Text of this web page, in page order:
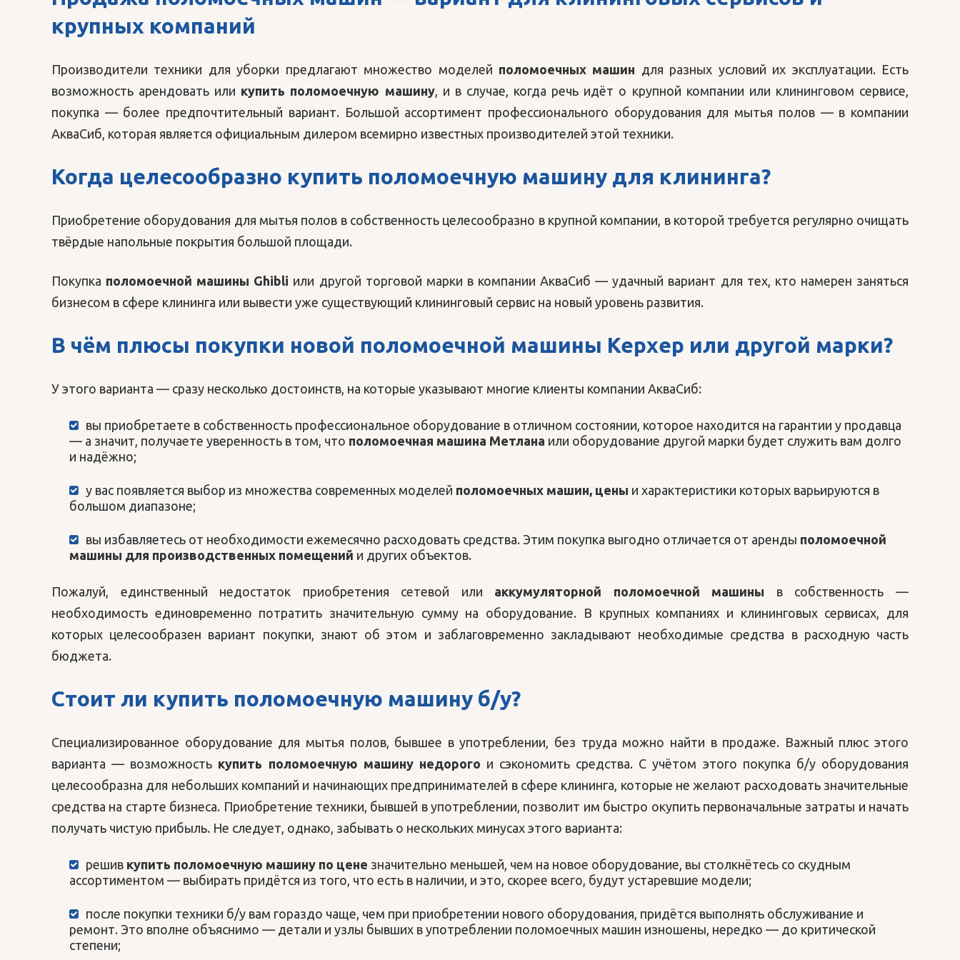
крупных компаний
Производители техники для уборки предлагают множество моделей поломоечных машин для разных условий их эксплуатации. Есть
возможность арендовать или купить поломоечную машину, и в случае, когда речь идёт о крупной компании или клининговом сервисе,
покупка — более предпочтительный вариант. Большой ассортимент профессионального оборудования для мытья полов — в компании
АкваСиб, которая является официальным дилером всемирно известных производителей этой техники.
Когда целесообразно купить поломоечную машину для клининга?
Приобретение оборудования для мытья полов в собственность целесообразно в крупной компании, в которой требуется регулярно очищать
твёрдые напольные покрытия большой площади.
Покупка поломоечной машины Ghibli или другой торговой марки в компании АкваСиб — удачный вариант для тех, кто намерен заняться
бизнесом в сфере клининга или вывести уже существующий клининговый сервис на новый уровень развития.
В чём плюсы покупки новой поломоечной машины Керхер или другой марки?
У этого варианта — сразу несколько достоинств, на которые указывают многие клиенты компании АкваСиб:
вы приобретаете в собственность профессиональное оборудование в отличном состоянии, которое находится на гарантии у продавца
— а значит, получаете уверенность в том, что поломоечная машина Метлана или оборудование другой марки будет служить вам долго
и надёжно;
у вас появляется выбор из множества современных моделей поломоечных машин, цены и характеристики которых варьируются в
большом диапазоне;
вы избавляетесь от необходимости ежемесячно расходовать средства. Этим покупка выгодно отличается от аренды поломоечной
машины для производственных помещений и других объектов.
Пожалуй, единственный недостаток приобретения сетевой или аккумуляторной поломоечной машины в собственность —
необходимость единовременно потратить значительную сумму на оборудование. В крупных компаниях и клининговых сервисах, для
которых целесообразен вариант покупки, знают об этом и заблаговременно закладывают необходимые средства в расходную часть
бюджета.
Стоит ли купить поломоечную машину б/у?
Специализированное оборудование для мытья полов, бывшее в употреблении, без труда можно найти в продаже. Важный плюс этого
варианта — возможность купить поломоечную машину недорого и сэкономить средства. С учётом этого покупка б/у оборудования
целесообразна для небольших компаний и начинающих предпринимателей в сфере клининга, которые не желают расходовать значительные
средства на старте бизнеса. Приобретение техники, бывшей в употреблении, позволит им быстро окупить первоначальные затраты и начать
получать чистую прибыль. Не следует, однако, забывать о нескольких минусах этого варианта:
решив купить поломоечную машину по цене значительно меньшей, чем на новое оборудование, вы столкнётесь со скудным
ассортиментом — выбирать придётся из того, что есть в наличии, и это, скорее всего, будут устаревшие модели;
после покупки техники б/у вам гораздо чаще, чем при приобретении нового оборудования, придётся выполнять обслуживание и
ремонт. Это вполне объяснимо — детали и узлы бывших в употреблении поломоечных машин изношены, нередко — до критической
степени;